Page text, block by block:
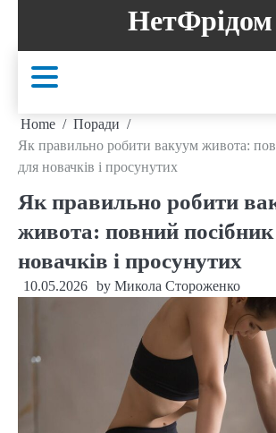
content
НетФрідом
Home
Поради
Як правильно робити вакуум живота:
для новачків і просунутих
Як правильно робити
живота: повний
новачків і просунутих
10.05.2026 by Микола Стороженко